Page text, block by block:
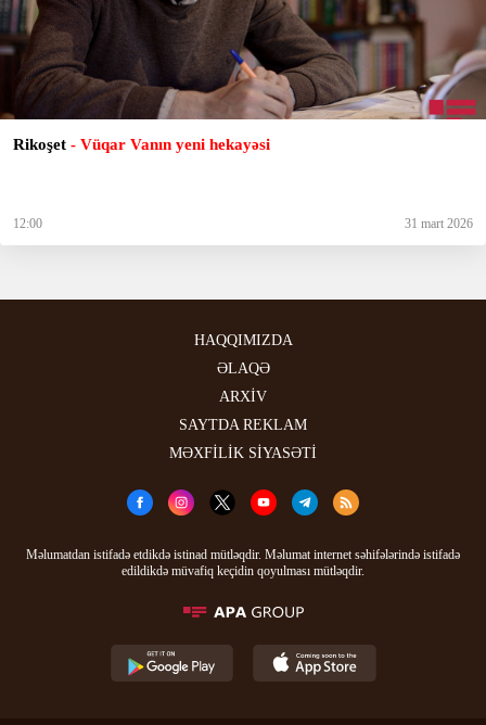
Rikoşet - Vüqar Vanın yeni hekayəsi
12:00 31 mart 2026
HAQQIMIZDA
ƏLAQƏ
ARXİV
SAYTDA REKLAM
MƏXFİLİK SİYASƏTİ
Məlumatdan istifadə etdikdə istinad mütləqdir. Məlumat internet səhifələrində istifadə
edildikdə müvafiq keçidin qoyulması mütləqdir.